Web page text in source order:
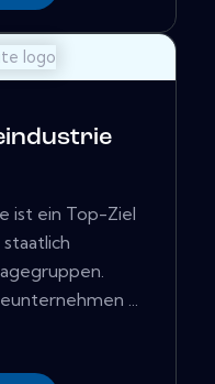
ist ein Top-Ziel
...